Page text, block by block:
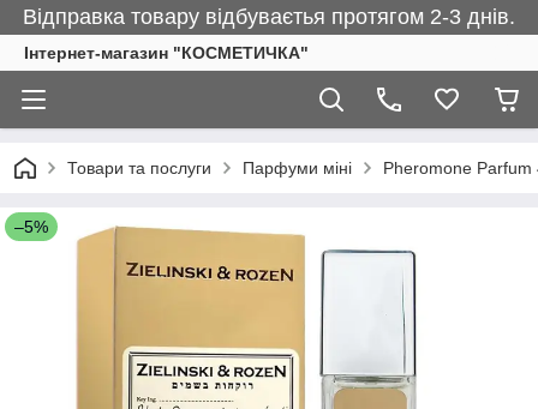
Відправка товару відбуваєтья протягом 2-3 днів.
Інтернет-магазин "КОСМЕТИЧКА"
Товари та послуги Парфуми міні Pheromone
–5%